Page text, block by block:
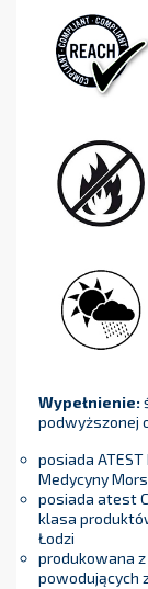
Wypełnienie:
podwyższonej
posiada
Medycyny
posiada atest
klasa
Łodzi
produkowana
powodujących